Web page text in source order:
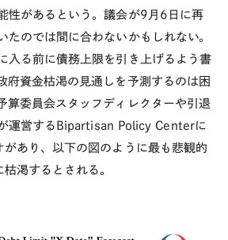
性があるという。議会が9月6日に再
たのでは間に合わないかもしれない。
入る前に債務上限を引き上げるよう書
府資金枯渇の見通しを予測するのは困
算委員会スタッフディレクターや引退
運営するBipartisan Policy Centerに
あり、以下の図のように最も悲観的
渇するとされる。